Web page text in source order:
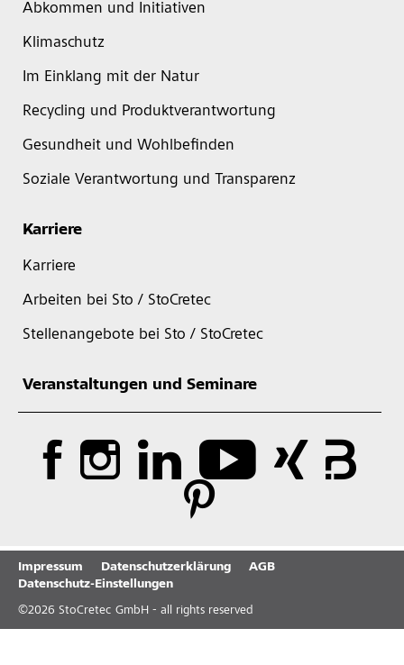
Abkommen und Initiativen
Klimaschutz
Im Einklang mit der Natur
Recycling und Produktverantwortung
Gesundheit und Wohlbefinden
Soziale Verantwortung und Transparenz
Karriere
Karriere
Arbeiten bei Sto / StoCretec
Stellenangebote bei Sto / StoCretec
Veranstaltungen und Seminare
Impressum Datenschutzerklärung
AGB
Datenschutz-Einstellungen
©2026 StoCretec GmbH - all rights reserved